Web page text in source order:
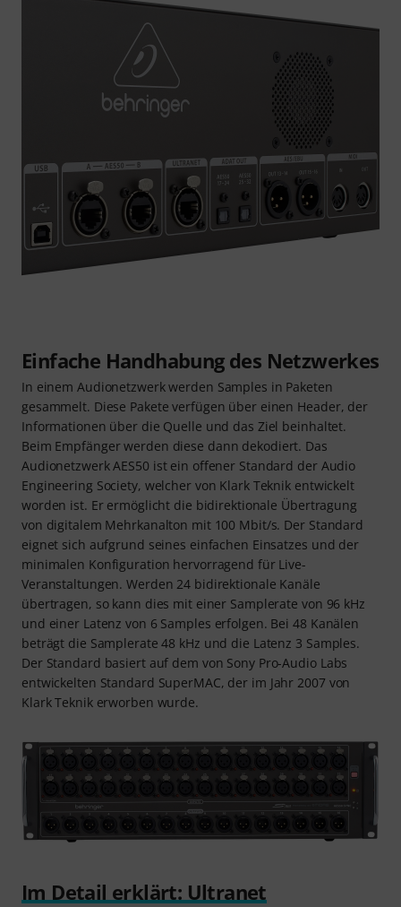
Einfache Handhabung des Netzwerkes
In einem Audionetzwerk werden Samples in Paketen
gesammelt. Diese Pakete verfügen über einen Header, der
Informationen über die Quelle und das Ziel beinhaltet.
Beim Empfänger werden diese dann dekodiert. Das
Audionetzwerk AES50 ist ein offener Standard der Audio
Engineering Society, welcher von Klark Teknik entwickelt
worden ist. Er ermöglicht die bidirektionale Übertragung
von digitalem Mehrkanalton mit 100 Mbit/s. Der Standard
eignet sich aufgrund seines einfachen Einsatzes und der
minimalen Konfiguration hervorragend für Live-
Veranstaltungen. Werden 24 bidirektionale Kanäle
übertragen, so kann dies mit einer Samplerate von 96 kHz
und einer Latenz von 6 Samples erfolgen. Bei 48 Kanälen
beträgt die Samplerate 48 kHz und die Latenz 3 Samples.
Der Standard basiert auf dem von Sony Pro-Audio Labs
entwickelten Standard SuperMAC, der im Jahr 2007 von
Klark Teknik erworben wurde.
Im Detail erklärt: Ultranet